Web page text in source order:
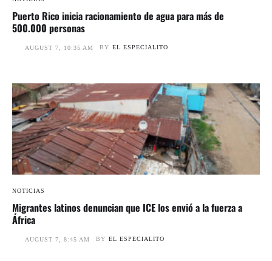
Puerto Rico inicia racionamiento de agua para más de
500.000 personas
AUGUST 7, 10:35 AM BY EL ESPECIALITO
NOTICIAS
Migrantes latinos denuncian que ICE los envió a la fuerza a
África
AUGUST 7, 8:45 AM BY EL ESPECIALITO